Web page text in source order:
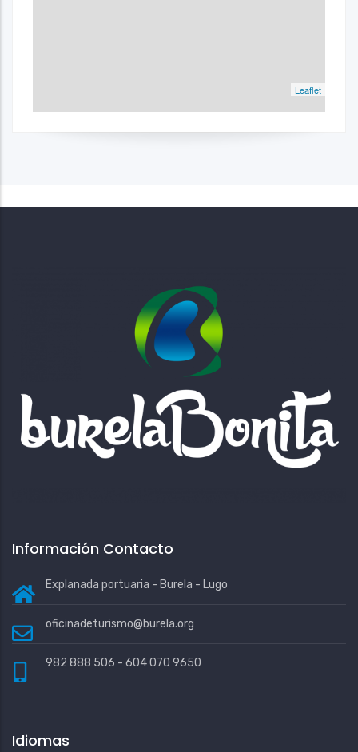
Leaflet
Información Contacto
Explanada portuaria - Burela - Lugo
oficinadeturismo@burela.org
982 888 506 - 604 070 9650
Idiomas